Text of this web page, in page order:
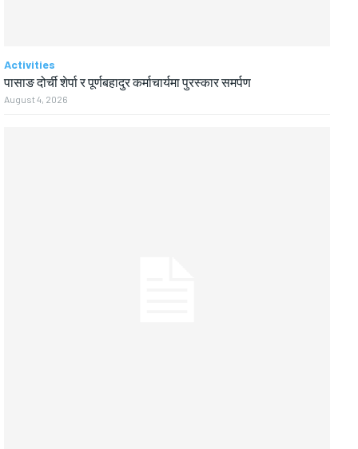
Activities
पासाङ दोर्ची शेर्पा र पूर्णबहादुर कर्माचार्यमा पुरस्कार समर्पण
August 4, 2026